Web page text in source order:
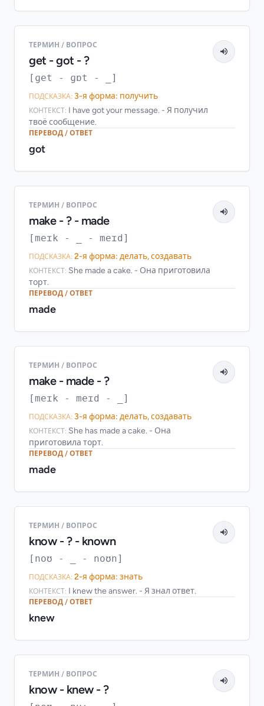
ТЕРМИН / ВОПРОС
get - got - ?
[ɡet - ɡɒt - _]
ПОДСКАЗКА: 3-я форма: получить
КОНТЕКСТ:
I have got your message. - Я получил
твоё сообщение.
ПЕРЕВОД / ОТВЕТ
got
ТЕРМИН / ВОПРОС
make - ? - made
[meɪk - _ - meɪd]
ПОДСКАЗКА: 2-я форма: делать, создавать
КОНТЕКСТ: She made a cake. - Она приготовила
торт.
ПЕРЕВОД / ОТВЕТ
made
ТЕРМИН / ВОПРОС
make - made - ?
[meɪk - meɪd - _]
ПОДСКАЗКА: 3-я форма: делать, создавать
КОНТЕКСТ: She has made a cake. - Она
приготовила торт.
ПЕРЕВОД / ОТВЕТ
made
ТЕРМИН / ВОПРОС
know - ? - known
[noʊ - _ - noʊn]
ПОДСКАЗКА: 2-я форма: знать
КОНТЕКСТ: I knew the answer. - Я знал ответ.
ПЕРЕВОД / ОТВЕТ
knew
ТЕРМИН / ВОПРОС
know - knew - ?